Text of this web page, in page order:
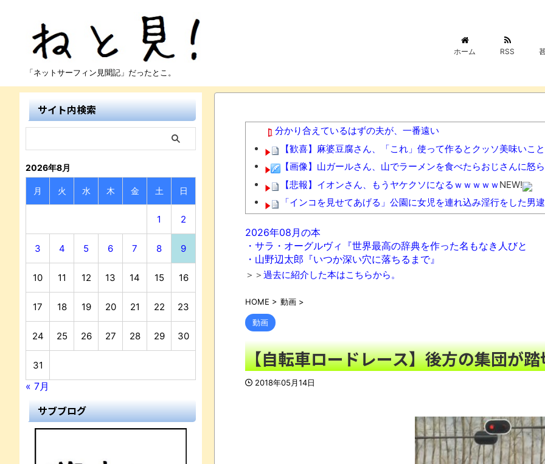
「ネットサーフィン見聞記」だったとこ。
ホーム RSS
分かり合えているはずの夫が、一番遠い
【歓喜】麻婆豆腐さん、「これ」使って作るとクッソ美味いこ
【画像】山ガールさん、山でラーメンを食べたらおじさんに怒
【悲報】イオンさん、もうヤケクソになるｗｗｗｗｗNEW!
「インコを見せてあげる」公園に女児を連れ込み淫行をした男
【画像】あのちゃん、なんか別人になる・・・
深夜に車運転する時信号守ってる？NEW!
【相撲】日本で唯一！「鬢付け油」をつくる職人の世界！
「搾取しようとする大人をどう除外するか」
バーガーキング、超大型チーズバーガー発売。総カロリー約
【動画】動物園のゾウを撮影していたら…とんでもない“ファン
シカ「全部喰った」 祭り中止
【悲報】ショートスリーパー堀大輔さん、「寝た方がいい」な
翻訳によると「怒った子どもが我慢に我慢して放った究極の
2026年08月の本
・サラ・オーグルヴィ『世界最高の辞典を作った名もなき人びと
・山野辺太郎『いつか深い穴に落ちるまで』
＞＞ 過去に紹介した本はこちらから。
HOME > 動画 >
動画
【自転車ロードレース】後方の集団が
2018年05月14日
サイト内検索
2026年8月
月 火 水 木 金 土 日
1 2
3 4 5 6 7 8 9
10 11 12 13 14 15 16
17 18 19 20 21 22 23
24 25 26 27 28 29 30
31
« 7月
サブブログ